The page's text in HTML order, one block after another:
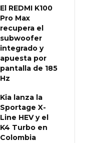
El REDMI K100
Pro Max
recupera el
subwoofer
integrado y
apuesta por
pantalla de 185
Hz
Kia lanza la
Sportage X-
Line HEV y el
K4 Turbo en
Colombia